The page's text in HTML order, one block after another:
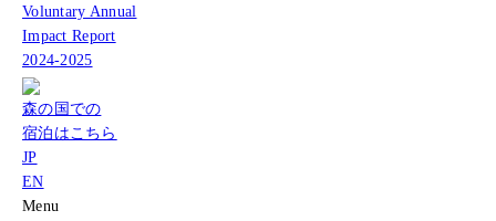
Voluntary Annual
Impact Report
2024-2025
森の国での
宿泊はこちら
JP
EN
Menu